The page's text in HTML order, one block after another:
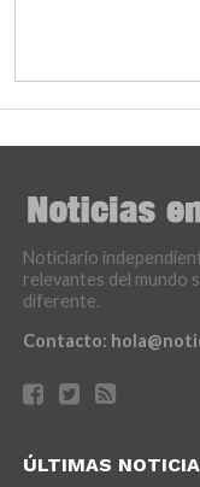
Noticiario
relevantes del mundo
diferente.
Contacto:
ÚLTIMAS